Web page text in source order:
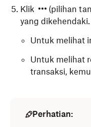
Klik
(pilihan
yang dikehendaki.
Untuk melihat
Untuk melihat
transaksi,
Perhatian: